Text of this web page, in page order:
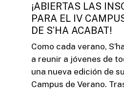
¡ABIERTAS LAS
PARA EL IV
DE S’HA ACABAT!
Como cada verano,
a reunir a jóvenes de
una nueva edición de
Campus de Verano.